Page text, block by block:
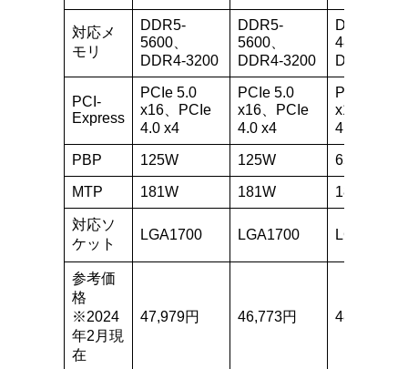
対応メ
モリ
DDR5-
5600、
DDR4-3200
DDR5-
5600、
DDR4-3200
DDR5-
4800、
DDR4-
PCI-
Express
PCIe 5.0
x16、PCIe
4.0 x4
PCIe 5.0
x16、PCIe
4.0 x4
PCIe 5.0
x16、PCIe
4.0 x4
PBP 125W 125W 65W
MTP 181W 181W 180W
対応ソ
ケット
LGA1700 LGA1700 LGA1700
参考価
格
※2024
年2月現
在
47,979円 46,773円 48,980円